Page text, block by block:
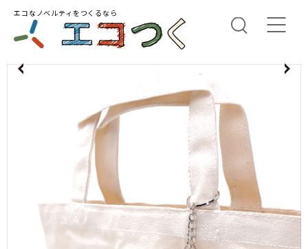
エコなノベルティをつくるなら